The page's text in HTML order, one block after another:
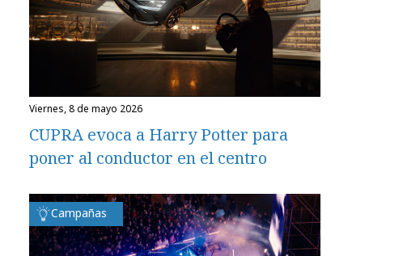
viernes, 8 de mayo 2026
CUPRA evoca a Harry Potter para
poner al conductor en el centro
Campañas